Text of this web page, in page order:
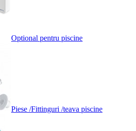
Optional pentru piscine
Piese /Fittinguri /teava piscine